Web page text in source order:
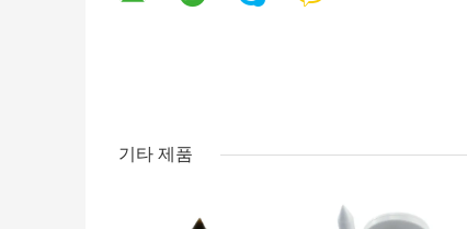
기타 제품